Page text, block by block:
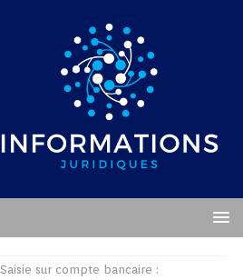
Saisie sur compte bancaire :